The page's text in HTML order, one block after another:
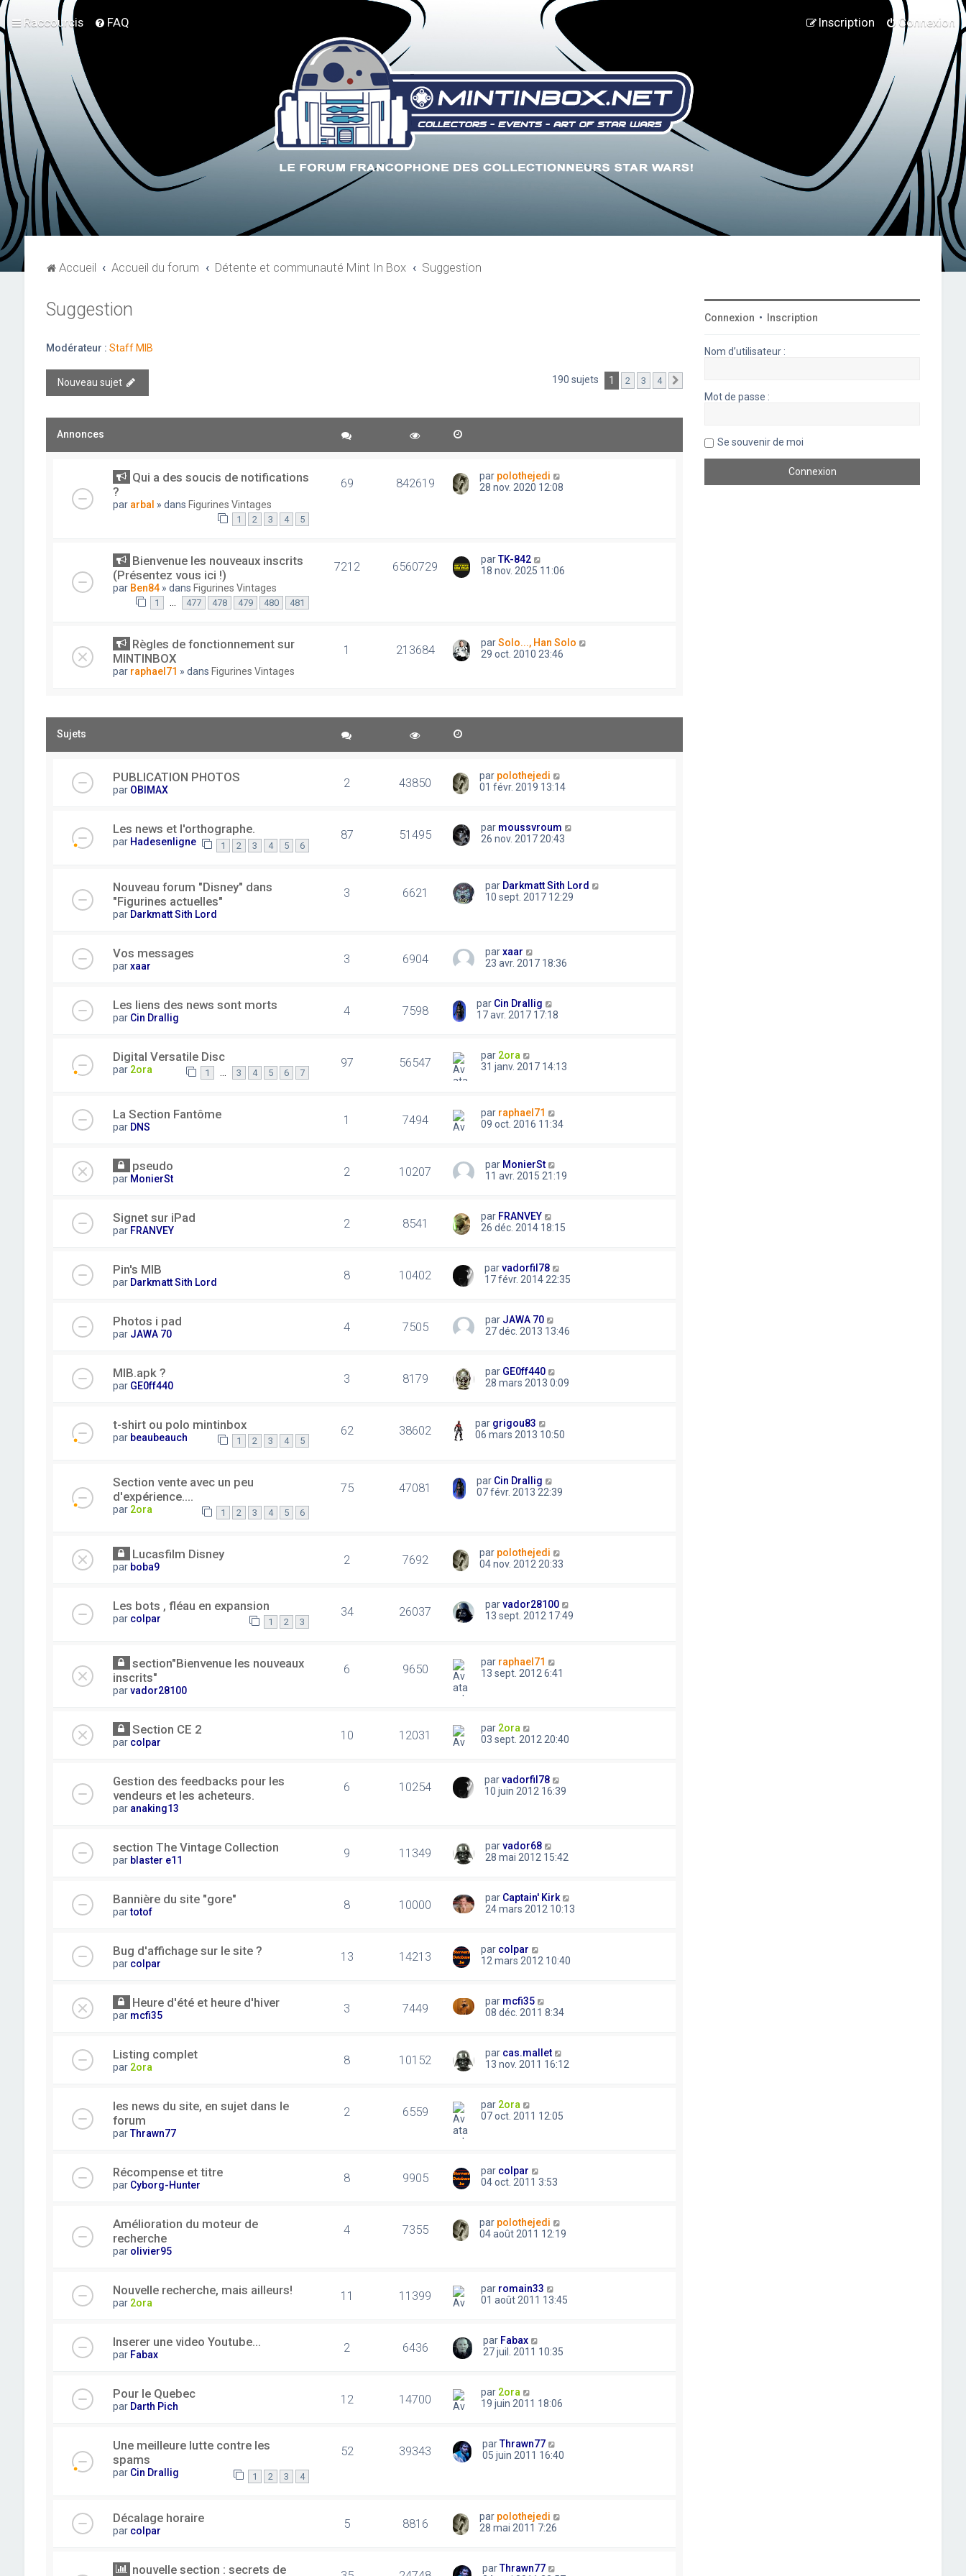
Raccourcis FAQ Connexion
Inscription
Accueil Accueil du forum Détente et communauté Mint In Box Suggestion
Suggestion
Modérateur : Staff MIB
Nouveau sujet 190 sujets 1 2 3 4
Annonces
Qui a des soucis de notifications
?
par arbal » dans Figurines Vintages
1 2 3 4 5
69 842619 par polothejedi
28 nov. 2020 12:08
Bienvenue les nouveaux inscrits
(Présentez vous ici !)
par Ben84 » dans Figurines Vintages
1 … 477 478 479 480 481
7212 6560729 parTK-842
18 nov. 2025 11:06
Règles de fonctionnement sur
MINTINBOX
par raphael71 » dans Figurines Vintages
1 213684 parSolo..., Han Solo
29 oct. 2010 23:46
Sujets
PUBLICATION PHOTOS
par OBIMAX 2 43850 par polothejedi
01 févr. 2019 13:14
Les news et l'orthographe.
par Hadesenligne 1 2 3 4 5 6
87 51495 par moussvroum
26 nov. 2017 20:43
Nouveau forum "Disney" dans
"Figurines actuelles"
par Darkmatt Sith Lord
3 6621 par Darkmatt Sith Lord
10 sept. 2017 12:29
Vos messages
parxaar 3 6904 parxaar
23 avr. 2017 18:36
Les liens des news sont morts
par Cin Drallig 4 7598 par Cin Drallig
17 avr. 2017 17:18
Digital Versatile Disc
par 2ora 1 3 4 5 6 7
97 56547 par 2ora
31 janv. 2017 14:13
La Section Fantôme
par DNS 1 7494 par raphael71
09 oct. 2016 11:34
pseudo
par MonierSt 2 10207 par MonierSt
11 avr. 2015 21:19
Signet sur iPad
par FRANVEY 2 8541 par FRANVEY
26 déc. 2014 18:15
Pin's MIB
par Darkmatt Sith Lord 8 10402 parvadorfil78
17 févr. 2014 22:35
Photos i pad
par JAWA 70 4 7505 par JAWA 70
27 déc. 2013 13:46
MIB.apk ?
par GE0ff440 3 8179 par GE0ff440
28 mars 2013 0:09
t-shirt ou polo mintinbox
par beaubeauch 1 2 3 4 5
62 38602 par grigou83
06 mars 2013 10:50
Section vente avec un peu
d'expérience....
par 2ora 1 2 3 4 5 6
75 47081 par Cin Drallig
07 févr. 2013 22:39
Lucasfilm Disney
par boba9 2 7692 par polothejedi
04 nov. 2012 20:33
Les bots , fléau en expansion
par colpar 1 2 3
34 26037 parvador28100
13 sept. 2012 17:49
section"Bienvenue les nouveaux
inscrits"
parvador28100
6 9650 par raphael71
13 sept. 2012 6:41
Section CE 2
par colpar 10 12031 par 2ora
03 sept. 2012 20:40
Gestion des feedbacks pour les
vendeurs et les acheteurs.
par anaking13
6 10254 parvadorfil78
10 juin 2012 16:39
section The Vintage Collection
par blaster e11 9 11349 parvador68
28 mai 2012 15:42
Bannière du site "gore"
partotof 8 10000 par Captain' Kirk
24 mars 2012 10:13
Bug d'affichage sur le site ?
par colpar 13 14213 par colpar
12 mars 2012 10:40
Heure d'été et heure d'hiver
par mcfi35 3 7449 par mcfi35
08 déc. 2011 8:34
Listing complet
par 2ora 8 10152 par cas.mallet
13 nov. 2011 16:12
les news du site, en sujet dans le
forum
parThrawn77
2 6559 par 2ora
07 oct. 2011 12:05
Récompense et titre
par Cyborg-Hunter 8 9905 par colpar
04 oct. 2011 3:53
Amélioration du moteur de
recherche
par olivier95
4 7355 par polothejedi
04 août 2011 12:19
Nouvelle recherche, mais ailleurs!
par 2ora 11 11399 par romain33
01 août 2011 13:45
Inserer une video Youtube...
par Fabax 2 6436 par Fabax
27 juil. 2011 10:35
Pour le Quebec
par Darth Pich 12 14700 par 2ora
19 juin 2011 18:06
Une meilleure lutte contre les
spams
par Cin Drallig 1 2 3 4
52 39343 parThrawn77
05 juin 2011 16:40
Décalage horaire
par colpar 5 8816 par polothejedi
28 mai 2011 7:26
nouvelle section : secrets de parThrawn77
Connexion • Inscription
Nom d’utilisateur :
Mot de passe :
Se souvenir de moi